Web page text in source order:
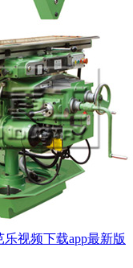
视频下载app最新版